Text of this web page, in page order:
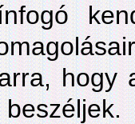
hogy